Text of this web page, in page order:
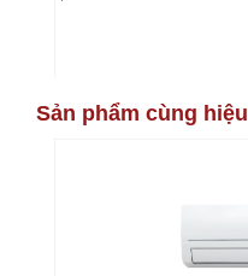
Sản phẩm cùng hiệu